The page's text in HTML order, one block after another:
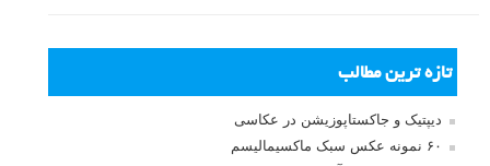
تازه ترین مطالب
دیپتیک و جاکستا‌پوزیشن در عکاسی
۶۰ نمونه عکس سبک ماکسیمالیسم